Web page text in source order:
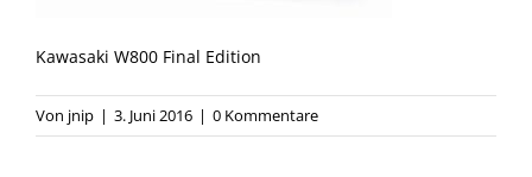
Kawasaki W800 Final Edition
Von jnip | 3. Juni 2016 | 0 Kommentare